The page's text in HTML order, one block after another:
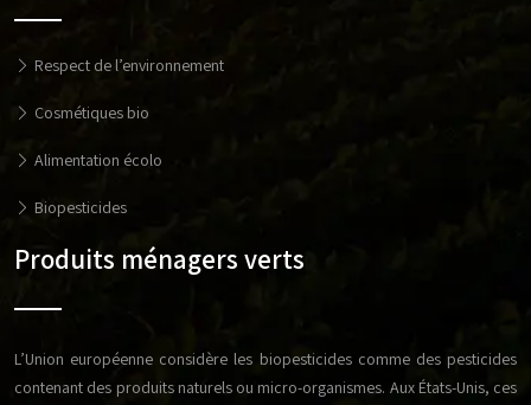
Respect de l’environnement
Cosmétiques bio
Alimentation écolo
Biopesticides
Produits ménagers verts
L’Union européenne considère les biopesticides comme des pesticides
contenant des produits naturels ou micro-organismes. Aux États-Unis, ces